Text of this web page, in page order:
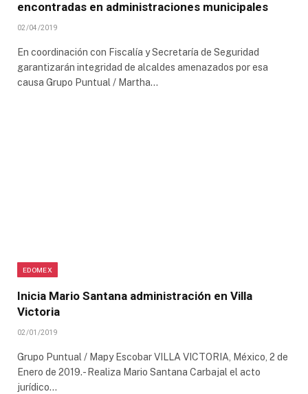
encontradas en administraciones municipales
02/04/2019
En coordinación con Fiscalía y Secretaría de Seguridad
garantizarán integridad de alcaldes amenazados por esa
causa Grupo Puntual / Martha…
EDOMEX
Inicia Mario Santana administración en Villa
Victoria
02/01/2019
Grupo Puntual / Mapy Escobar VILLA VICTORIA, México, 2 de
Enero de 2019.- Realiza Mario Santana Carbajal el acto
jurídico…